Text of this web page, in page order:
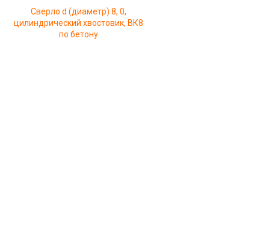
Сверло d (диаметр) 8, 0,
цилиндрический хвостовик, ВК8
по бетону